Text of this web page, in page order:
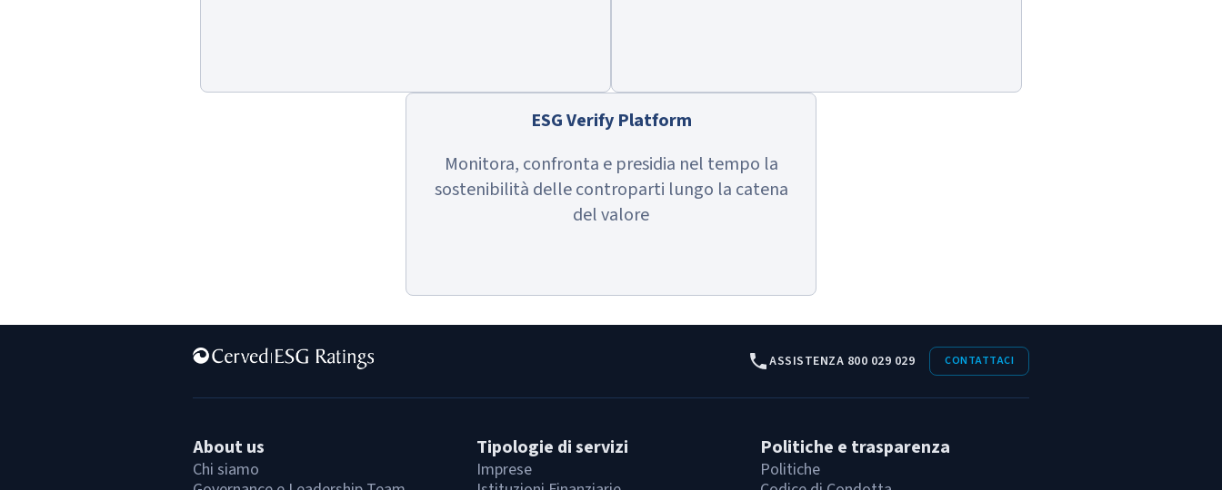
ESG Verify Platform
Monitora, confronta e presidia nel tempo la
sostenibilità delle controparti lungo la catena
del valore
ASSISTENZA 800 029 029 CONTATTACI
About us
Chi siamo
Tipologie di servizi
Imprese
Politiche e trasparenza
Politiche